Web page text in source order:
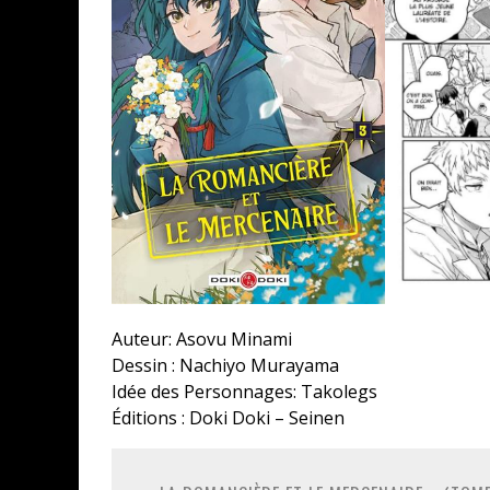
Auteur: Asovu Minami
Dessin : Nachiyo Murayama
Idée des Personnages: Takolegs
Éditions : Doki Doki – Seinen